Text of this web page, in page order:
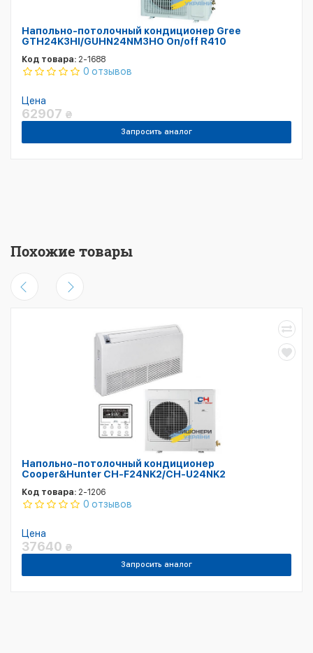
Напольно-потолочный кондиционер Gree
GTH24K3HI/GUHN24NM3HO On/off R410
Код товара: 2-1688
0 отзывов
Цена
62907 ₴
Запросить аналог
Похожие товары
Напольно-потолочный кондиционер
Cooper&Hunter CH-F24NK2/CH-U24NK2
Код товара: 2-1206
0 отзывов
Цена
37640 ₴
Запросить аналог